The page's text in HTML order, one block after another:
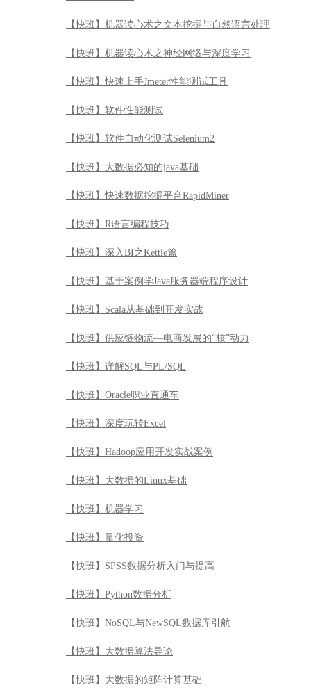
【快班】机器读心术之文本挖掘与自然语言处理
【快班】机器读心术之神经网络与深度学习
【快班】快速上手Jmeter性能测试工具
【快班】软件性能测试
【快班】软件自动化测试Selenium2
【快班】大数据必知的java基础
【快班】快速数据挖掘平台RapidMiner
【快班】R语言编程技巧
【快班】深入BI之Kettle篇
【快班】基于案例学Java服务器端程序设计
【快班】Scala从基础到开发实战
【快班】供应链物流—电商发展的“核”动力
【快班】详解SQL与PL/SQL
【快班】Oracle职业直通车
【快班】深度玩转Excel
【快班】Hadoop应用开发实战案例
【快班】大数据的Linux基础
【快班】机器学习
【快班】量化投资
【快班】SPSS数据分析入门与提高
【快班】Python数据分析
【快班】NoSQL与NewSQL数据库引航
【快班】大数据算法导论
【快班】大数据的矩阵计算基础